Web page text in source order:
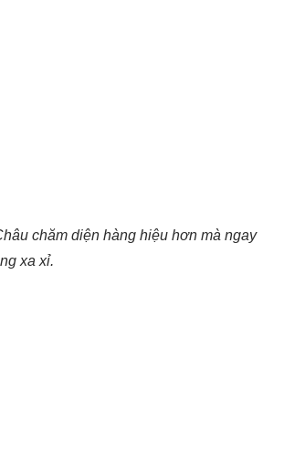
chăm diện hàng hiệu hơn mà ngay
xa xỉ.